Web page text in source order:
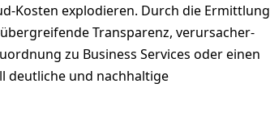
Kosten explodieren. Durch die Ermittlung
Transparenz, verursacher­
zu Business Services oder einen
deutliche und nachhaltige